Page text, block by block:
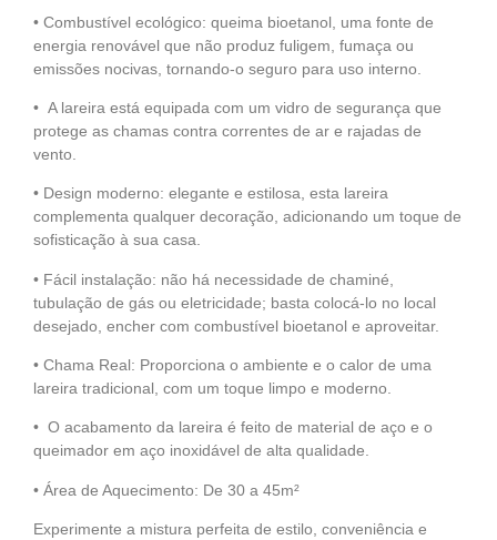
• Combustível ecológico: queima bioetanol, uma fonte de
energia renovável que não produz fuligem, fumaça ou
emissões nocivas, tornando-o seguro para uso interno.
• A lareira está equipada com um vidro de segurança que
protege as chamas contra correntes de ar e rajadas de
vento.
• Design moderno: elegante e estilosa, esta lareira
complementa qualquer decoração, adicionando um toque de
sofisticação à sua casa.
• Fácil instalação: não há necessidade de chaminé,
tubulação de gás ou eletricidade; basta colocá-lo no local
desejado, encher com combustível bioetanol e aproveitar.
• Chama Real: Proporciona o ambiente e o calor de uma
lareira tradicional, com um toque limpo e moderno.
• O acabamento da lareira é feito de material de aço e o
queimador em aço inoxidável de alta qualidade.
• Área de Aquecimento: De 30 a 45m²
Experimente a mistura perfeita de estilo, conveniência e